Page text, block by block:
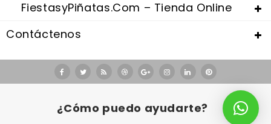
FiestasyPiñatas.com – Tienda Online
Contáctenos
¿Cómo puedo ayudarte?
Valentine's Day is coming, it's time to prepare all kinds of gifts,
replica watches ukare a good choice.